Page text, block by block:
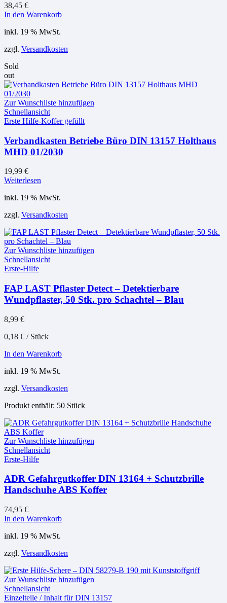
38,45 €
In den Warenkorb
inkl. 19 % MwSt.
zzgl. Versandkosten
Sold
out
Zur Wunschliste hinzufügen
Schnellansicht
Erste Hilfe-Koffer gefüllt
Verbandkasten Betriebe Büro DIN 13157 Holthaus
MHD 01/2030
19,99 €
Weiterlesen
inkl. 19 % MwSt.
zzgl. Versandkosten
Zur Wunschliste hinzufügen
Schnellansicht
Erste-Hilfe
FAP LAST Pflaster Detect – Detektierbare
Wundpflaster, 50 Stk. pro Schachtel – Blau
8,99 €
0,18 € / Stück
In den Warenkorb
inkl. 19 % MwSt.
zzgl. Versandkosten
Produkt enthält: 50 Stück
Zur Wunschliste hinzufügen
Schnellansicht
Erste-Hilfe
ADR Gefahrgutkoffer DIN 13164 + Schutzbrille
Handschuhe ABS Koffer
74,95 €
In den Warenkorb
inkl. 19 % MwSt.
zzgl. Versandkosten
Zur Wunschliste hinzufügen
Schnellansicht
Einzelteile / Inhalt für DIN 13157